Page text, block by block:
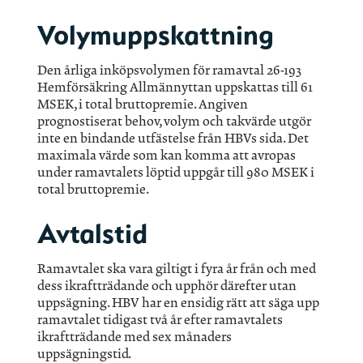
Volymuppskattning
Den årliga inköpsvolymen för ramavtal 26-193
Hemförsäkring Allmännyttan uppskattas till 61
MSEK, i total bruttopremie. Angiven
prognostiserat behov, volym och takvärde utgör
inte en bindande utfästelse från HBVs sida. Det
maximala värde som kan komma att avropas
under ramavtalets löptid uppgår till 980 MSEK i
total bruttopremie.
Avtalstid
Ramavtalet ska vara giltigt i fyra år från och med
dess ikraftträdande och upphör därefter utan
uppsägning. HBV har en ensidig rätt att säga upp
ramavtalet tidigast två år efter ramavtalets
ikraftträdande med sex månaders
uppsägningstid.